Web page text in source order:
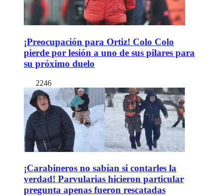
¡Preocupación para Ortiz! Colo Colo
pierde por lesión a uno de sus pilares para
su próximo duelo
2246
¡Carabineros no sabían si contarles la
verdad! Parvularias hicieron particular
pregunta apenas fueron rescatadas